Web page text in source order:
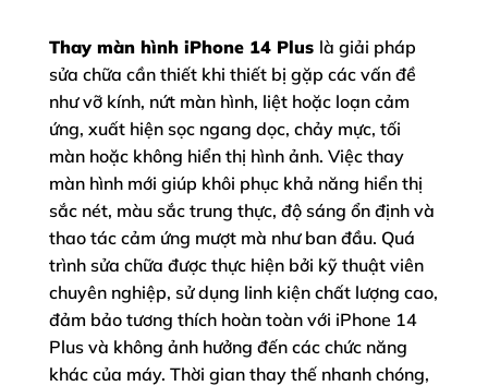
Thay màn hình iPhone 14 Plus là giải pháp
sửa chữa cần thiết khi thiết bị gặp các vấn đề
như vỡ kính, nứt màn hình, liệt hoặc loạn cảm
ứng, xuất hiện sọc ngang dọc, chảy mực, tối
màn hoặc không hiển thị hình ảnh. Việc thay
màn hình mới giúp khôi phục khả năng hiển thị
sắc nét, màu sắc trung thực, độ sáng ổn định và
thao tác cảm ứng mượt mà như ban đầu. Quá
trình sửa chữa được thực hiện bởi kỹ thuật viên
chuyên nghiệp, sử dụng linh kiện chất lượng cao,
đảm bảo tương thích hoàn toàn với iPhone 14
Plus và không ảnh hưởng đến các chức năng
khác của máy. Thời gian thay thế nhanh chóng,